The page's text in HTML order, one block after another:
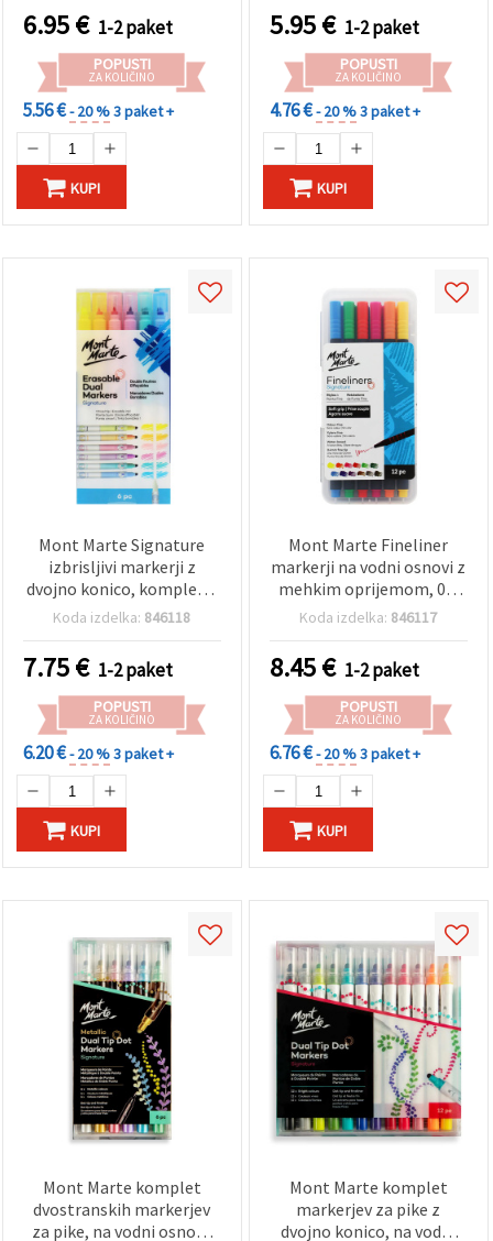
projekte
6.95€ 1-2 paket
POPUSTI
ZA KOLIČINO
5.56 €- 20 %3 paket +
KUPI
5.95€ 1-2 paket
POPUSTI
ZA KOLIČINO
4.76 €- 20 %3 paket +
KUPI
Mont Marte Signature
izbrisljivi markerji z
dvojno konico, komplet 6
kosov
Koda izdelka: 846118
7.75€ 1-2 paket
POPUSTI
ZA KOLIČINO
6.20 €- 20 %3 paket +
KUPI
Mont Marte Fineliner
markerji na vodni osnovi z
mehkim oprijemom, 0,4
mm, komplet 12 kosov
Koda izdelka: 846117
8.45€ 1-2 paket
POPUSTI
ZA KOLIČINO
6.76 €- 20 %3 paket +
KUPI
Mont Marte komplet
dvostranskih markerjev
za pike, na vodni osnovi,
Mont Marte komplet
markerjev za pike z
dvojno konico, na vodni